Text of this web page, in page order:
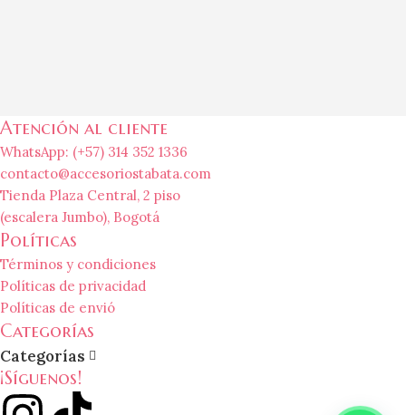
Atención al cliente
WhatsApp: (+57) 314 352 1336
contacto@accesoriostabata.com
Tienda Plaza Central, 2 piso
(escalera Jumbo), Bogotá
Políticas
Términos y condiciones
Políticas de privacidad
Políticas de envió
Categorías
Categorías
¡Síguenos!